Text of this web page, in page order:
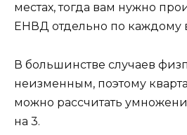
местах, тогда вам нужно
ЕНВД отдельно по каждому
В большинстве случаев
неизменным, поэтому
можно рассчитать
на 3.